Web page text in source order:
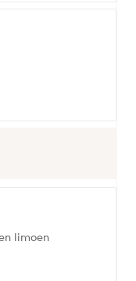
limoen